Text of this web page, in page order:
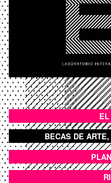
BOTÓN
BOTON
BECAS DE
ANEXOS